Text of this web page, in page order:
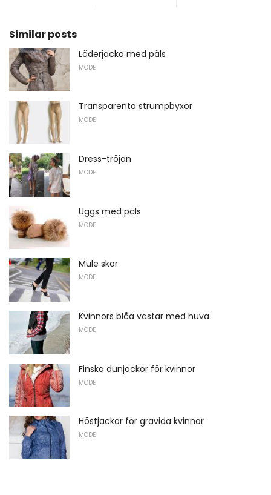
Similar posts
Läderjacka med päls
MODE
Transparenta strumpbyxor
MODE
Dress-tröjan
MODE
Uggs med päls
MODE
Mule skor
MODE
Kvinnors blåa västar med huva
MODE
Finska dunjackor för kvinnor
MODE
Höstjackor för gravida kvinnor
MODE